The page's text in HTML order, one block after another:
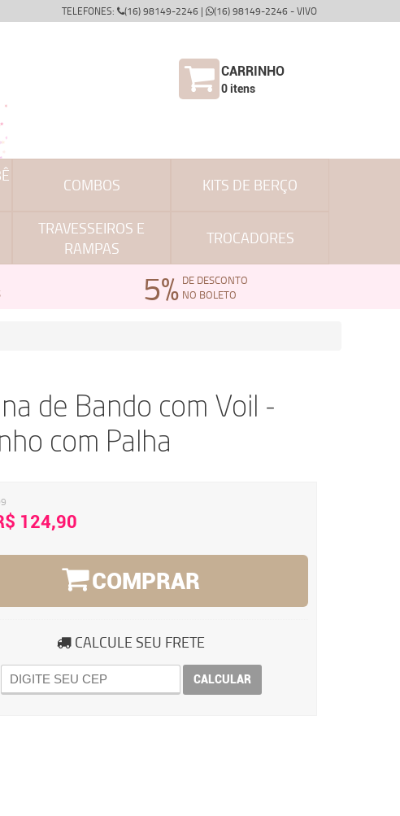
TELEFONES: (16) 98149-2246 | (16) 98149-2246 - VIVO
CARRINHO
0itens
COMBOS KITS DE BERÇO
TRAVESSEIROS E
RAMPAS
TROCADORES
5% DE DESCONTO
NO BOLETO
de Bando com Voil -
com Palha
124,90
COMPRAR
CALCULE SEU FRETE
CALCULAR